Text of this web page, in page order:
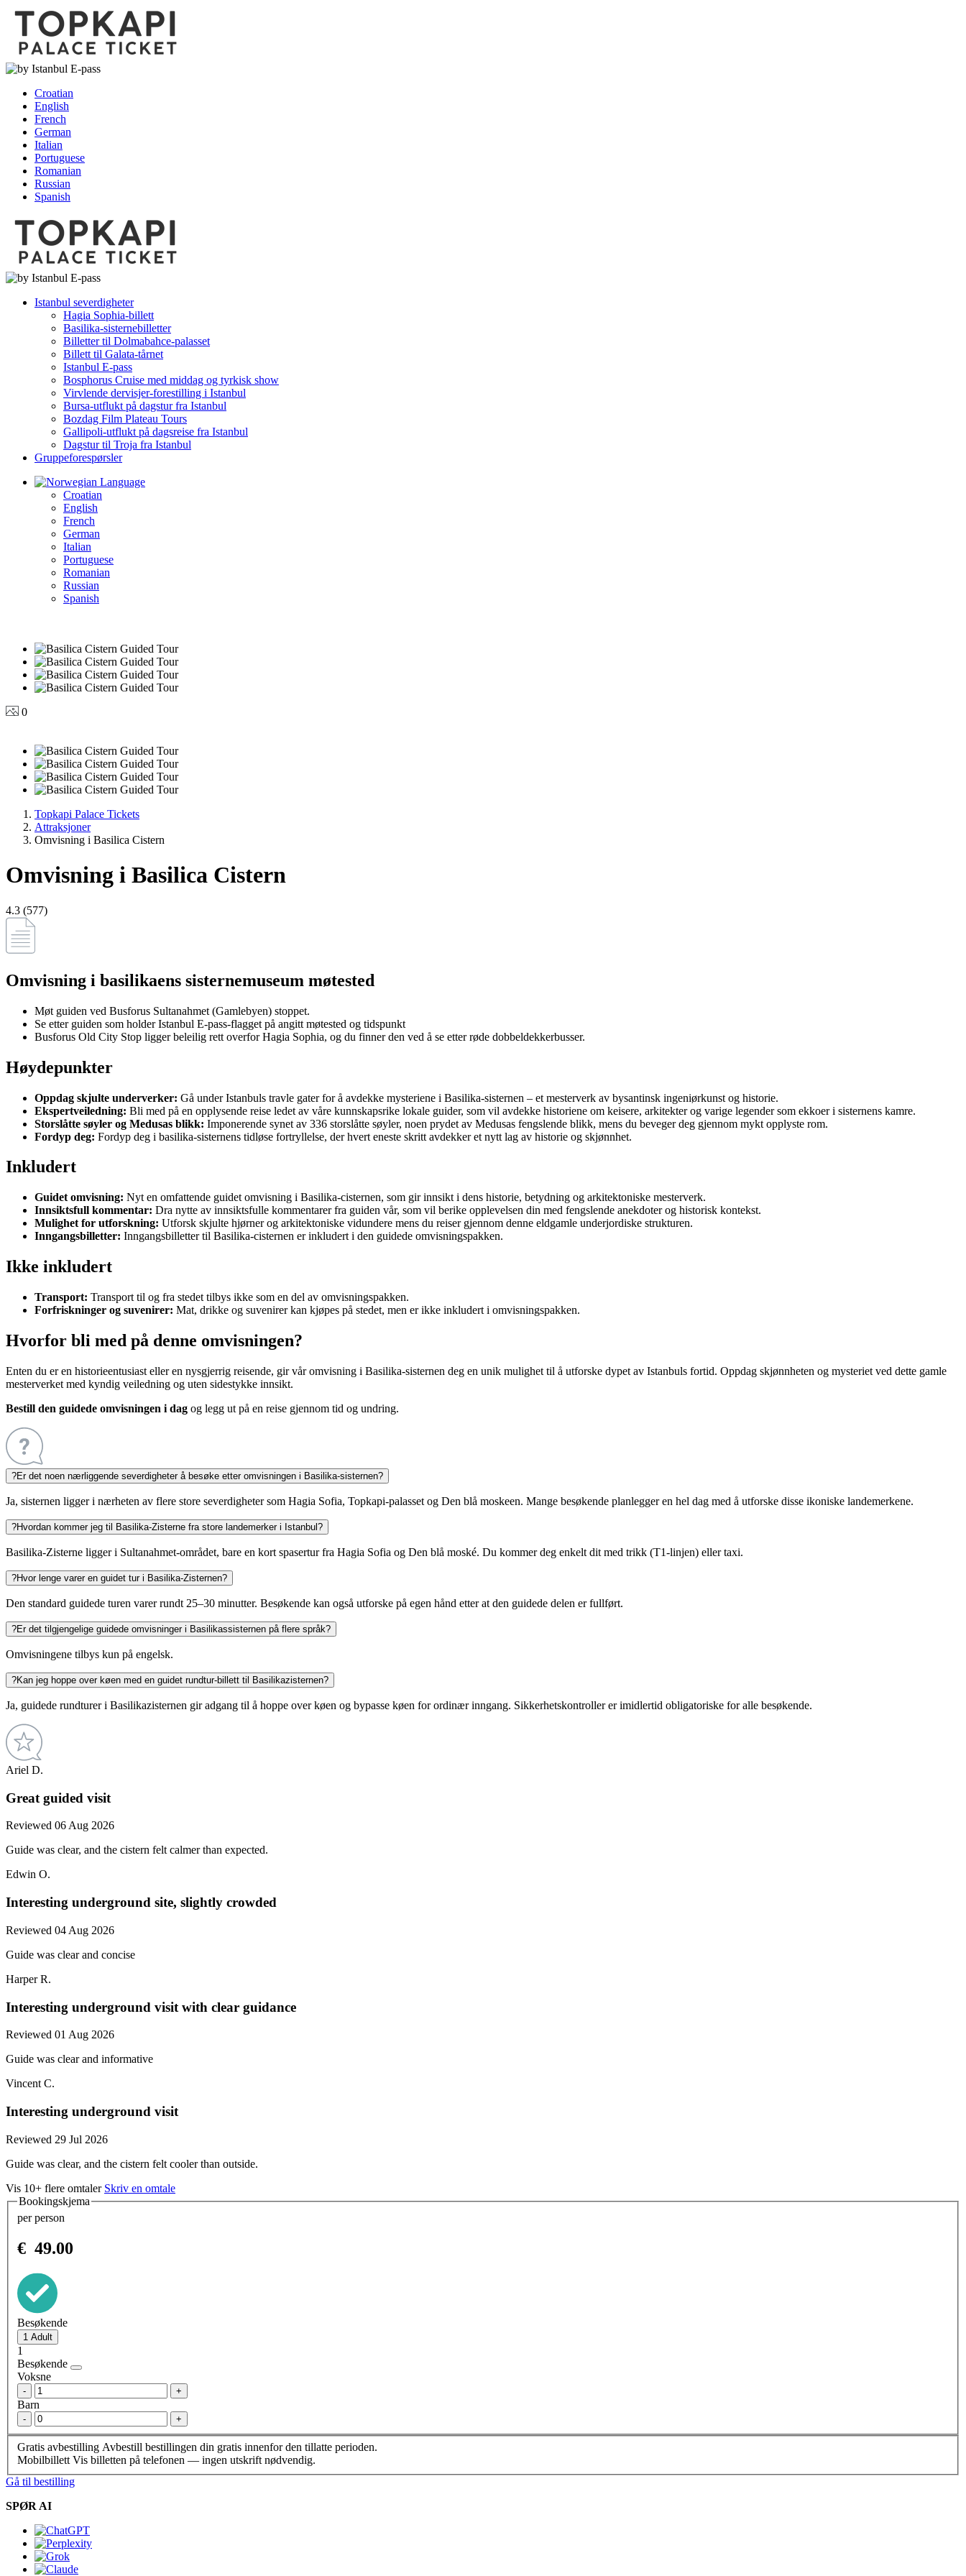
Croatian
English
French
German
Italian
Portuguese
Romanian
Russian
Spanish
Istanbul severdigheter
Hagia Sophia-billett
Basilika-sisternebilletter
Billetter til Dolmabahce-palasset
Billett til Galata-tårnet
Istanbul E-pass
Bosphorus Cruise med middag og tyrkisk show
Virvlende dervisjer-forestilling i Istanbul
Bursa-utflukt på dagstur fra Istanbul
Bozdag Film Plateau Tours
Gallipoli-utflukt på dagsreise fra Istanbul
Dagstur til Troja fra Istanbul
Gruppeforespørsler
Language
Croatian
English
French
German
Italian
Portuguese
Romanian
Russian
Spanish
0
Topkapi Palace Tickets
Attraksjoner
Omvisning i Basilica Cistern
Omvisning i Basilica Cistern
4.3 (577)
Omvisning i basilikaens sisternemuseum møtested
Møt guiden ved Busforus Sultanahmet (Gamlebyen) stoppet.
Se etter guiden som holder Istanbul E-pass-flagget på angitt møtested og tidspunkt
Busforus Old City Stop ligger beleilig rett overfor Hagia Sophia, og du finner den ved å se etter røde dobbeldekkerbusser.
Høydepunkter
Oppdag skjulte underverker: Gå under Istanbuls travle gater for å avdekke mysteriene i Basilika-sisternen – et mesterverk av bysantinsk ingeniørkunst og historie.
Ekspertveiledning: Bli med på en opplysende reise ledet av våre kunnskapsrike lokale guider, som vil avdekke historiene om keisere, arkitekter og varige legender som ekkoer i sisternens kamre.
Storslåtte søyler og Medusas blikk: Imponerende synet av 336 storslåtte søyler, noen prydet av Medusas fengslende blikk, mens du beveger deg gjennom mykt opplyste rom.
Fordyp deg: Fordyp deg i basilika-sisternens tidløse fortryllelse, der hvert eneste skritt avdekker et nytt lag av historie og skjønnhet.
Inkludert
Guidet omvisning: Nyt en omfattende guidet omvisning i Basilika-cisternen, som gir innsikt i dens historie, betydning og arkitektoniske mesterverk.
Innsiktsfull kommentar: Dra nytte av innsiktsfulle kommentarer fra guiden vår, som vil berike opplevelsen din med fengslende anekdoter og historisk kontekst.
Mulighet for utforskning: Utforsk skjulte hjørner og arkitektoniske vidundere mens du reiser gjennom denne eldgamle underjordiske strukturen.
Inngangsbilletter: Inngangsbilletter til Basilika-cisternen er inkludert i den guidede omvisningspakken.
Ikke inkludert
Transport: Transport til og fra stedet tilbys ikke som en del av omvisningspakken.
Forfriskninger og suvenirer: Mat, drikke og suvenirer kan kjøpes på stedet, men er ikke inkludert i omvisningspakken.
Hvorfor bli med på denne omvisningen?
Enten du er en historieentusiast eller en nysgjerrig reisende, gir vår omvisning i Basilika-sisternen deg en unik mulighet til å utforske dypet av Istanbuls fortid. Oppdag skjønnheten og mysteriet ved dette gamle
mesterverket med kyndig veiledning og uten sidestykke innsikt.
Bestill den guidede omvisningen i dag og legg ut på en reise gjennom tid og undring.
?Er det noen nærliggende severdigheter å besøke etter omvisningen i Basilika-sisternen?
Ja, sisternen ligger i nærheten av flere store severdigheter som Hagia Sofia, Topkapi-palasset og Den blå moskeen. Mange besøkende planlegger en hel dag med å utforske disse ikoniske landemerkene​.
?Hvordan kommer jeg til Basilika-Zisterne fra store landemerker i Istanbul?
Basilika-Zisterne ligger i Sultanahmet-området, bare en kort spasertur fra Hagia Sofia og Den blå moské. Du kommer deg enkelt dit med trikk (T1-linjen) eller taxi​.
?Hvor lenge varer en guidet tur i Basilika-Zisternen?
Den standard guidede turen varer rundt 25–30 minutter. Besøkende kan også utforske på egen hånd etter at den guidede delen er fullført.
?Er det tilgjengelige guidede omvisninger i Basilikassisternen på flere språk?
Omvisningene tilbys kun på engelsk.
?Kan jeg hoppe over køen med en guidet rundtur-billett til Basilikazisternen?
Ja, guidede rundturer i Basilikazisternen gir adgang til å hoppe over køen og bypasse køen for ordinær inngang. Sikkerhetskontroller er imidlertid obligatoriske for alle besøkende.
Ariel D.
Great guided visit
Reviewed 06 Aug 2026
Guide was clear, and the cistern felt calmer than expected.
Edwin O.
Interesting underground site, slightly crowded
Reviewed 04 Aug 2026
Guide was clear and concise
Harper R.
Interesting underground visit with clear guidance
Reviewed 01 Aug 2026
Guide was clear and informative
Vincent C.
Interesting underground visit
Reviewed 29 Jul 2026
Guide was clear, and the cistern felt cooler than outside.
Vis 10+ flere omtaler Skriv en omtale
Bookingskjema
per person
€ 49.00
Besøkende
1
Besøkende
Voksne
- +
Barn
- +
Gratis avbestilling Avbestill bestillingen din gratis innenfor den tillatte perioden.
Mobilbillett Vis billetten på telefonen — ingen utskrift nødvendig.
Gå til bestilling
SPØR AI